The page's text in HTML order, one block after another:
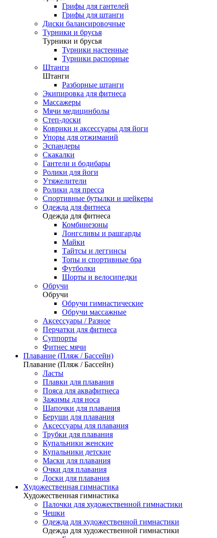
Грифы для гантелей
Грифы для штанги
Диски балансировочные
Турники и брусья
Турники и брусья
Турники настенные
Турники распорные
Штанги
Штанги
Разборные штанги
Экипировка для фитнеса
Массажеры
Мячи медицинболы
Степ-доски
Коврики и аксессуары для йоги
Упоры для отжиманий
Эспандеры
Скакалки
Гантели и бодибары
Ролики для йоги
Утяжелители
Ролики для пресса
Спортивные бутылки и шейкеры
Одежда для фитнеса
Одежда для фитнеса
Комбинезоны
Лонгсливы и рашгарды
Майки
Тайтсы и леггинсы
Топы и спортивные бра
Футболки
Шорты и велосипедки
Обручи
Обручи
Обручи гимнастические
Обручи массажные
Аксессуары / Разное
Перчатки для фитнеса
Суппорты
Фитнес мячи
Плавание (Пляж / Бассейн)
Плавание (Пляж / Бассейн)
Ласты
Плавки для плавания
Пояса для аквафитнеса
Зажимы для носа
Шапочки для плавания
Беруши для плавания
Аксессуары для плавания
Трубки для плавания
Купальники женские
Купальники детские
Маски для плавания
Очки для плавания
Доски для плавания
Художественная гимнастика
Художественная гимнастика
Палочки для художественной гимнастики
Чешки
Одежда для художественной гимнастики
Одежда для художественной гимнастики